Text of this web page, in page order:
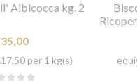
Albicocca kg. 2
per 1 kg(s)